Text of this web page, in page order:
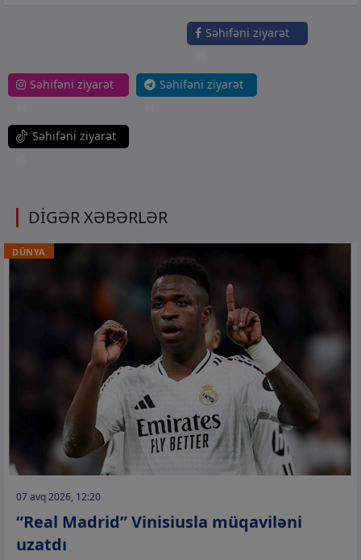
Səhifəni ziyarət
Səhifəni ziyarət
Səhifəni ziyarət
Səhifəni ziyarət
DİGƏR XƏBƏRLƏR
DÜNYA
07 avq 2026, 12:20
“Real Madrid” Vinisiusla müqaviləni
uzatdı